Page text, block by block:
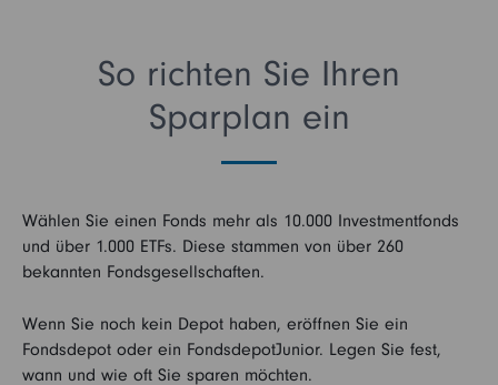
So richten Sie Ihren
Sparplan ein
Wählen Sie einen Fonds mehr als 10.000 Investmentfonds
und über 1.000 ETFs. Diese stammen von über 260
bekannten Fondsgesellschaften.
Wenn Sie noch kein Depot haben, eröffnen Sie ein
Fondsdepot oder ein FondsdepotJunior. Legen Sie fest,
wann und wie oft Sie sparen möchten.